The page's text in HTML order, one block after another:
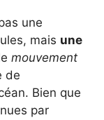
une
mais une
mouvement
de
Bien que
par